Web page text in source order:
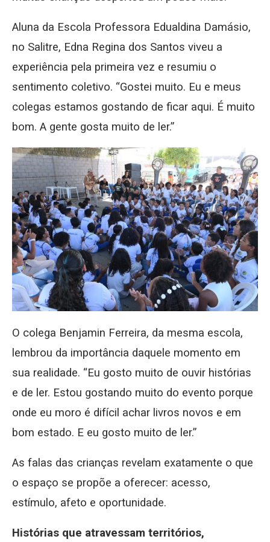
Aluna da Escola Professora Edualdina Damásio,
no Salitre, Edna Regina dos Santos viveu a
experiência pela primeira vez e resumiu o
sentimento coletivo. “Gostei muito. Eu e meus
colegas estamos gostando de ficar aqui. É muito
bom. A gente gosta muito de ler.”
O colega Benjamin Ferreira, da mesma escola,
lembrou da importância daquele momento em
sua realidade. “Eu gosto muito de ouvir histórias
e de ler. Estou gostando muito do evento porque
onde eu moro é difícil achar livros novos e em
bom estado. E eu gosto muito de ler.”
As falas das crianças revelam exatamente o que
o espaço se propõe a oferecer: acesso,
estímulo, afeto e oportunidade.
Histórias que atravessam territórios,